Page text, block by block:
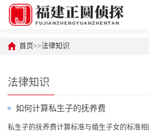
首页>>法律知识
法律知识
如何计算私生子的抚养费
私生子的抚养费计算标准与婚生子女的标准